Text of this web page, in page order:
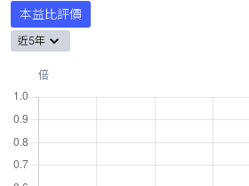
本益比評價
近5年